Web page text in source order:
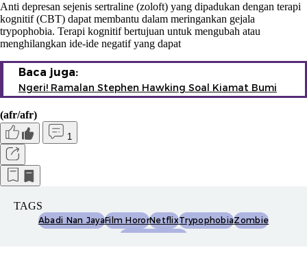
Anti depresan sejenis sertraline (zoloft) yang dipadukan dengan terapi
kognitif (CBT) dapat membantu dalam meringankan gejala
trypophobia. Terapi kognitif bertujuan untuk mengubah atau
menghilangkan ide-ide negatif yang dapat
Baca juga:
Ngeri! Ramalan Stephen Hawking Soal Kiamat Bumi
(afr/afr)
1
TAGS
Abadi Nan JayaFilm HororNetflixTrypophobiaZombie